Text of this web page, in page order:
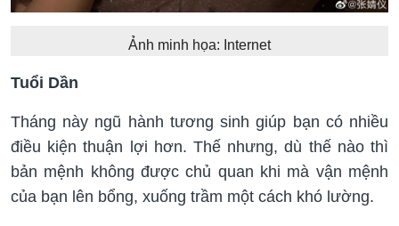
Ảnh minh họa: Internet
Tuổi Dần
Tháng này ngũ hành tương sinh giúp bạn có nhiều
điều kiện thuận lợi hơn. Thế nhưng, dù thế nào thì
bản mệnh không được chủ quan khi mà vận mệnh
của bạn lên bổng, xuống trầm một cách khó lường.